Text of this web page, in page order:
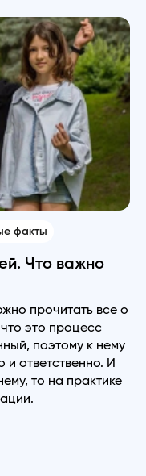
факты
Что важно
прочитать все о
это процесс
поэтому к нему
и ответственно. И
то на практике